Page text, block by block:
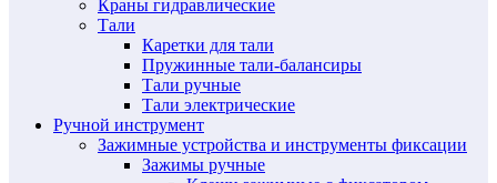
Краны гидравлические
Тали
Каретки для тали
Пружинные тали-балансиры
Тали ручные
Тали электрические
Ручной инструмент
Зажимные устройства и инструменты фиксации
Зажимы ручные